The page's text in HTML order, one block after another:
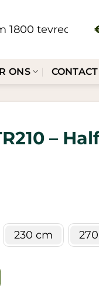
1800 tevreden
ONS CONTACT
–
230 cm